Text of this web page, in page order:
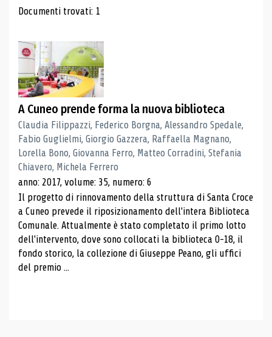
Risultati di ricerca
Documenti trovati: 1
A Cuneo prende forma la nuova biblioteca
Claudia Filippazzi, Federico Borgna, Alessandro Spedale,
Fabio Guglielmi, Giorgio Gazzera, Raffaella Magnano,
Lorella Bono, Giovanna Ferro, Matteo Corradini, Stefania
Chiavero, Michela Ferrero
anno: 2017, volume: 35, numero: 6
Il progetto di rinnovamento della struttura di Santa Croce
a Cuneo prevede il riposizionamento dell'intera Biblioteca
Comunale. Attualmente è stato completato il primo lotto
dell'intervento, dove sono collocati la biblioteca 0-18, il
fondo storico, la collezione di Giuseppe Peano, gli uffici
del premio ...